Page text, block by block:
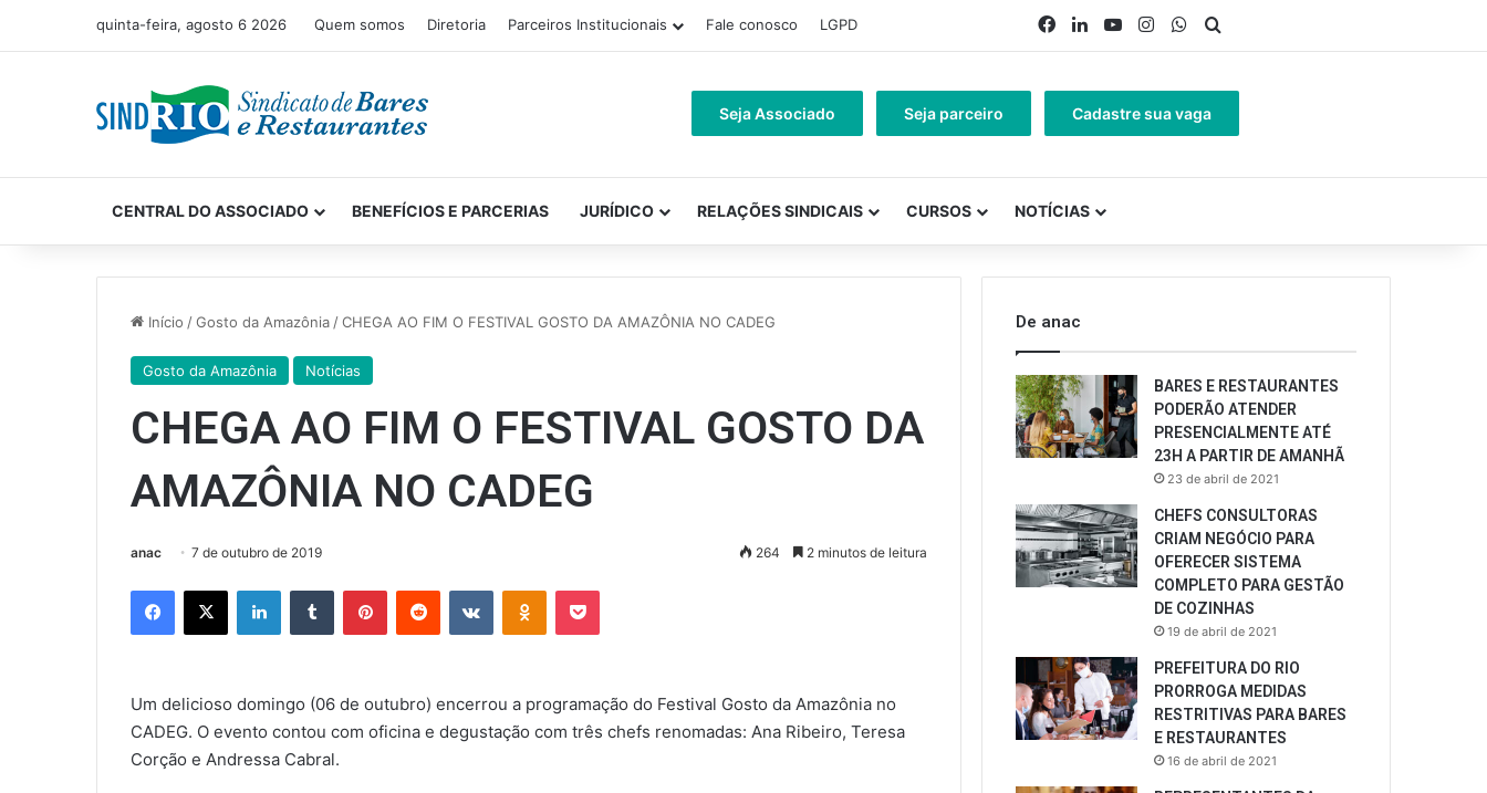
quinta-feira, agosto 6 2026 Quem somos Diretoria Parceiros Institucionais Fale conosco LGPD Facebook
LinkedinYouTubeInstagramWhatsApp
Seja Associado Seja parceiro Cadastre sua vaga
CENTRAL DO ASSOCIADO BENEFÍCIOS E PARCERIAS JURÍDICO RELAÇÕES SINDICAIS CURSOS NOTÍCIAS
Início /Gosto da Amazônia /CHEGA AO FIM O FESTIVAL GOSTO DA AMAZÔNIA NO CADEG
Gosto da Amazônia Notícias
CHEGA AO FIM O FESTIVAL GOSTO DA
AMAZÔNIA NO CADEG
anac 7 de outubro de 2019 264 2 minutos de leitura
Facebook
X LinkedinTumblr PinterestReddit VK OK Pocket
Um delicioso domingo (06 de outubro) encerrou a programação do Festival Gosto da Amazônia no
CADEG. O evento contou com oficina e degustação com três chefs renomadas: Ana Ribeiro, Teresa
Corção e Andressa Cabral.
De anac
BARES E RESTAURANTES
PODERÃO ATENDER
PRESENCIALMENTE ATÉ
23H A PARTIR DE AMANHÃ
23 de abril de 2021
CHEFS CONSULTORAS
CRIAM NEGÓCIO PARA
OFERECER SISTEMA
COMPLETO PARA GESTÃO
DE COZINHAS
19 de abril de 2021
PREFEITURA DO RIO
PRORROGA MEDIDAS
RESTRITIVAS PARA BARES
E RESTAURANTES
16 de abril de 2021